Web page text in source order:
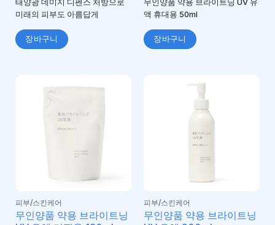
태양광 데미지 디펜스 처방으로
미래의 피부도 아름답게
장바구니
무인양품 약용 브라이트닝 UV 유
액 휴대용 50ml
장바구니
피부/스킨케어
무인양품 약용 브라이트닝
피부/스킨케어
무인양품 약용 브라이트닝